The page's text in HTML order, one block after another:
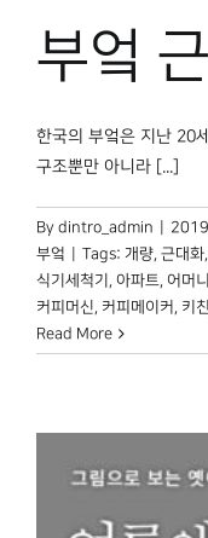
부엌
한국의 부엌은 지난 20
구조뿐만 아니라 [...]
By dintro_admin
부엌
Tags: 개량 근대화
식기세척기
아파트 어머니
커피머신 커피메이커 키친
Read More